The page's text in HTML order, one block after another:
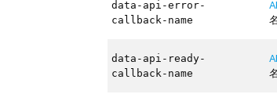
data-api-error-
callback-name
data-api-ready-
callback-name